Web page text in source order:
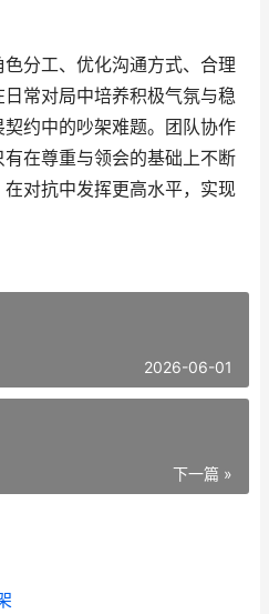
分工、优化沟通方式、合理
常对局中培养积极气氛与稳
约中的吵架难题。团队协作
在尊重与领会的基础上不断
对抗中发挥更高水平，实现
2026-06-01
下一篇 »